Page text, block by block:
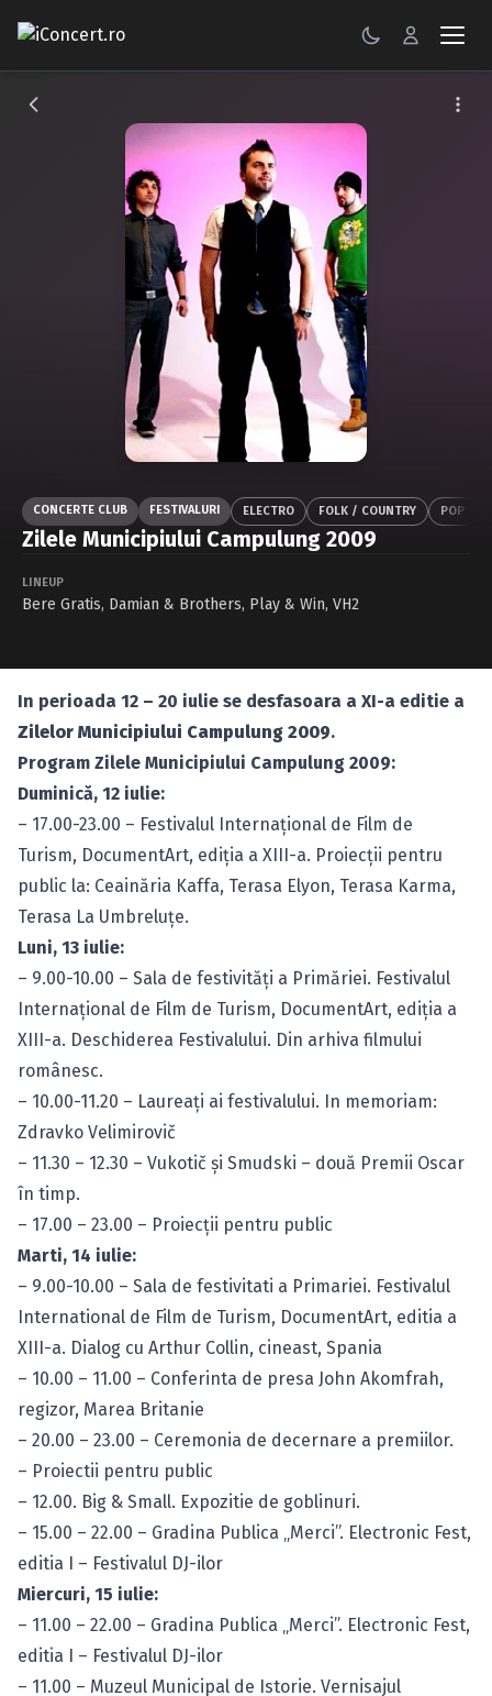
CONCERTE
Caută în site...
CONCERTE CLUB FESTIVALURI ELECTRO FOLK / COUNTRY POP
Zilele Municipiului Campulung 2009
LINEUP
Bere Gratis, Damian & Brothers, Play & Win, VH2
In perioada 12 – 20 iulie se desfasoara a XI-a editie a
Zilelor Municipiului Campulung 2009.
Program Zilele Municipiului Campulung 2009:
Duminică, 12 iulie:
– 17.00-23.00 – Festivalul Internaţional de Film de
Turism, DocumentArt, ediţia a XIII-a. Proiecţii pentru
public la: Ceainăria Kaffa, Terasa Elyon, Terasa Karma,
Terasa La Umbreluţe.
Luni, 13 iulie:
– 9.00-10.00 – Sala de festivităţi a Primăriei. Festivalul
Internaţional de Film de Turism, DocumentArt, ediţia a
XIII-a. Deschiderea Festivalului. Din arhiva filmului
românesc.
– 10.00-11.20 – Laureaţi ai festivalului. In memoriam:
Zdravko Velimirovič
– 11.30 – 12.30 – Vukotič şi Smudski – două Premii Oscar
în timp.
– 17.00 – 23.00 – Proiecţii pentru public
Marti, 14 iulie:
– 9.00-10.00 – Sala de festivitati a Primariei. Festivalul
International de Film de Turism, DocumentArt, editia a
XIII-a. Dialog cu Arthur Collin, cineast, Spania
– 10.00 – 11.00 – Conferinta de presa John Akomfrah,
regizor, Marea Britanie
– 20.00 – 23.00 – Ceremonia de decernare a premiilor.
– Proiectii pentru public
– 12.00. Big & Small. Expozitie de goblinuri.
– 15.00 – 22.00 – Gradina Publica „Merci”. Electronic Fest,
editia I – Festivalul DJ-ilor
Miercuri, 15 iulie:
– 11.00 – 22.00 – Gradina Publica „Merci”. Electronic Fest,
editia I – Festivalul DJ-ilor
– 11.00 – Muzeul Municipal de Istorie. Vernisajul